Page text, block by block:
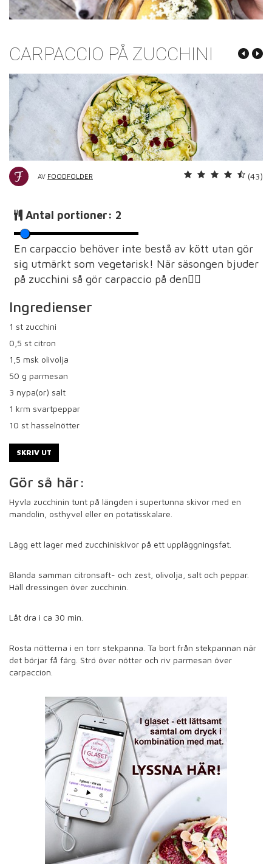
CARPACCIO PÅ ZUCCHINI
AV FOODFOLDER (43)
Antal portioner: 2
En carpaccio behöver inte bestå av kött utan gör
sig utmärkt som vegetarisk! När säsongen bjuder
på zucchini så gör carpaccio på den👌🏽
Ingredienser
1 st zucchini
0,5 st citron
1,5 msk olivolja
50 g parmesan
3 nypa(or) salt
1 krm svartpeppar
10 st hasselnötter
SKRIV UT
Gör så här:
Hyvla zucchinin tunt på längden i supertunna skivor med en
mandolin, osthyvel eller en potatisskalare.
Lägg ett lager med zucchiniskivor på ett uppläggningsfat.
Blanda samman citronsaft- och zest, olivolja, salt och peppar.
Häll dressingen över zucchinin.
Låt dra i ca 30 min.
Rosta nötterna i en torr stekpanna. Ta bort från stekpannan när
det börjar få färg. Strö över nötter och riv parmesan över
carpaccion.